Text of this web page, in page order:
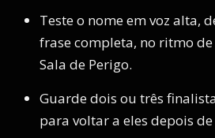
Teste o nome em voz alta,
frase completa, no ritmo
Sala de Perigo.
Guarde dois ou três
para voltar a eles depois